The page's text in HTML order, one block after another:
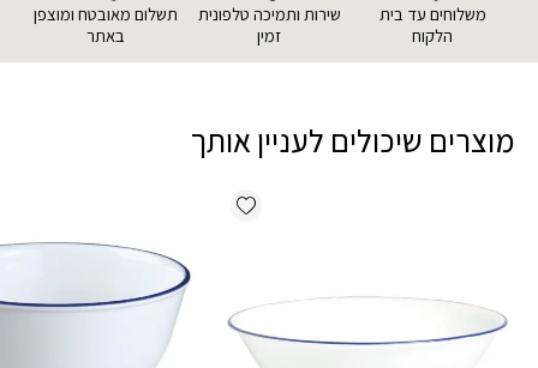
משלוחים עד בית
הלקוח
שירות ותמיכה טלפונית
זמין
תשלום מאובטח ומוצפן
באתר
מוצרים שיכולים לעניין אותך
Add wishlist